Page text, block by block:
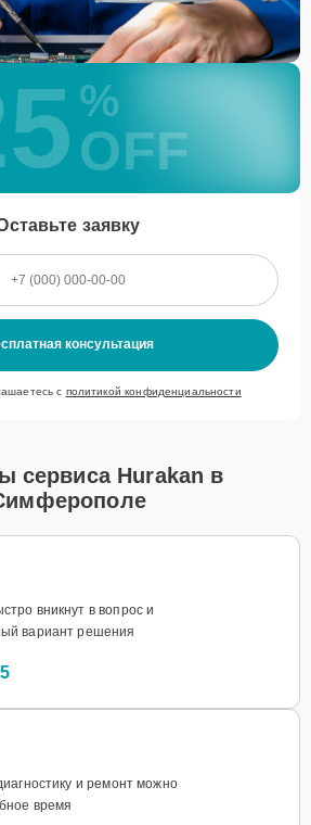
%
OFF
заявку
консультация
с политикой конфиденциальности
сервиса Hurakan в
вникнут в вопрос и
вариант решения
и ремонт можно
время